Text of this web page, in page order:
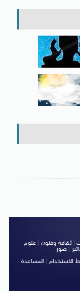
|ثقافة وفنون
علوم
صور
الاستخدام| المساعدة|